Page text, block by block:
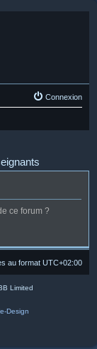
Connexion
ce forum ?
au format UTC+02:00
Limited
Design